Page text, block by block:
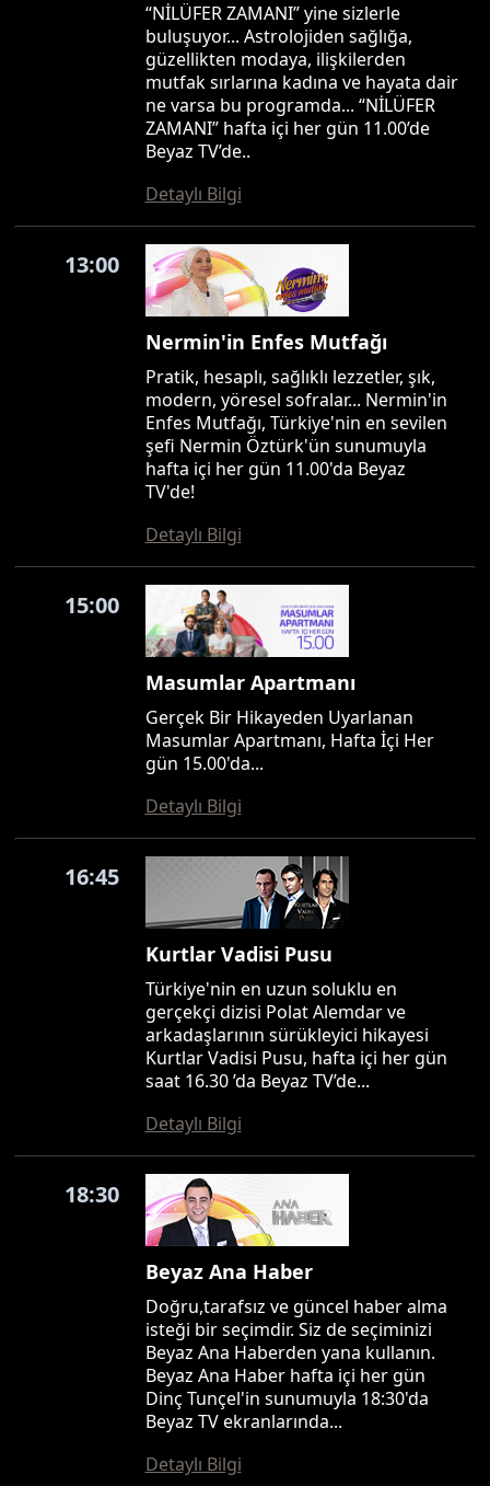
“NİLÜFER ZAMANI” yine sizlerle
buluşuyor... Astrolojiden sağlığa,
güzellikten modaya, ilişkilerden
mutfak sırlarına kadına ve hayata dair
ne varsa bu programda... “NİLÜFER
ZAMANI” hafta içi her gün 11.00’de
Beyaz TV’de..
Detaylı Bilgi
13:00
Nermin'in Enfes Mutfağı
Pratik, hesaplı, sağlıklı lezzetler, şık,
modern, yöresel sofralar... Nermin'in
Enfes Mutfağı, Türkiye'nin en sevilen
şefi Nermin Öztürk'ün sunumuyla
hafta içi her gün 11.00'da Beyaz
TV'de!
Detaylı Bilgi
15:00
Masumlar Apartmanı
Gerçek Bir Hikayeden Uyarlanan
Masumlar Apartmanı, Hafta İçi Her
gün 15.00'da...
Detaylı Bilgi
16:45
Kurtlar Vadisi Pusu
Türkiye'nin en uzun soluklu en
gerçekçi dizisi Polat Alemdar ve
arkadaşlarının sürükleyici hikayesi
Kurtlar Vadisi Pusu, hafta içi her gün
saat 16.30 ’da Beyaz TV’de...
Detaylı Bilgi
18:30
Beyaz Ana Haber
Doğru,tarafsız ve güncel haber alma
isteği bir seçimdir. Siz de seçiminizi
Beyaz Ana Haberden yana kullanın.
Beyaz Ana Haber hafta içi her gün
Dinç Tunçel'in sunumuyla 18:30'da
Beyaz TV ekranlarında...
Detaylı Bilgi